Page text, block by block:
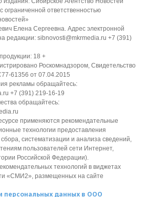
ограниченной ответственностью
Елена Сергеевна. Адрес электронной
редакции: sibnovosti@mkrmedia.ru +7 (391)
18 +
Роскомнадзором, Свидетельство
61356 от 07.04.2015
рекламы обращайтесь:
+7 (391) 219-16-19
обращайтесь:
применяются рекомендательные
технологии предоставления
систематизации и анализа сведений,
пользователей сети Интернет,
Российской Федерации).
технологий в виджетах
«СМИ2», размещенных на сайте
персональных данных в ООО